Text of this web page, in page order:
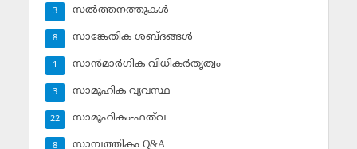
സല്‍ത്തനത്തുകള്‍
3
സാങ്കേതിക ശബ്ദങ്ങള്‍
8
സാന്‍മാര്‍ഗിക വിധികര്‍തൃത്വം
1
സാമൂഹിക വ്യവസ്ഥ
3
സാമൂഹികം-ഫത്‌വ
22
സാമ്പത്തികം Q&A
8